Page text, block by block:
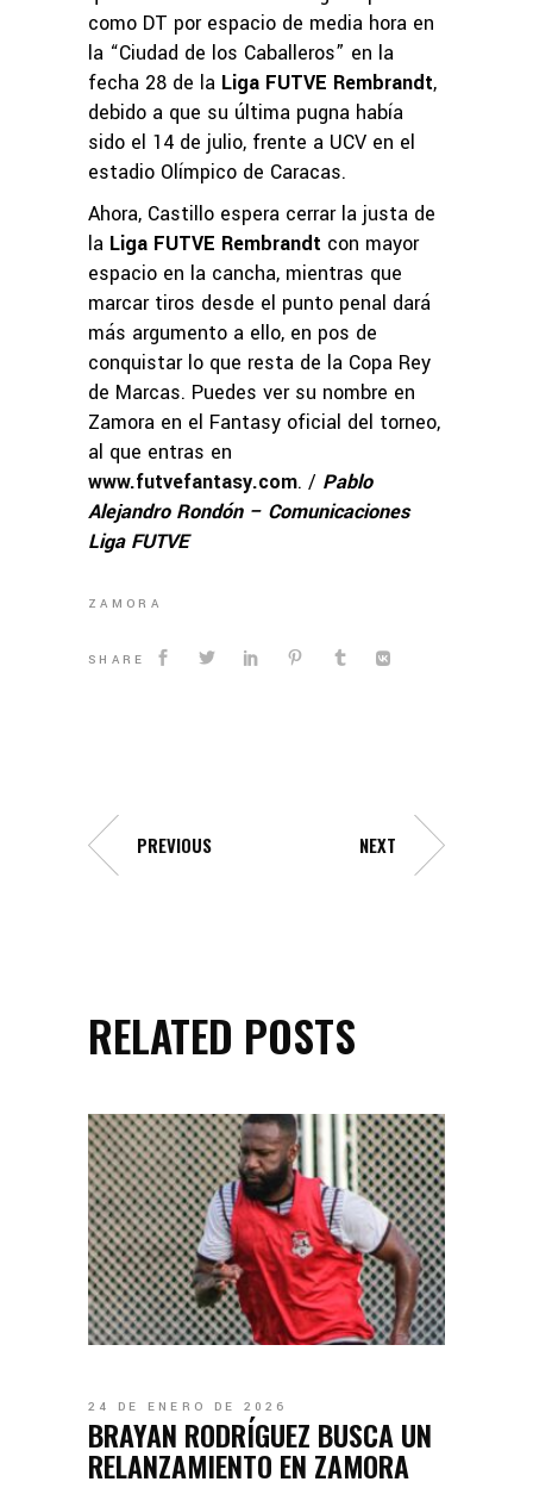
como DT por espacio de media hora en
la “Ciudad de los Caballeros” en la
fecha 28 de la Liga FUTVE Rembrandt,
debido a que su última pugna había
sido el 14 de julio, frente a UCV en el
estadio Olímpico de Caracas.
Ahora, Castillo espera cerrar la justa de
la Liga FUTVE Rembrandt con mayor
espacio en la cancha, mientras que
marcar tiros desde el punto penal dará
más argumento a ello, en pos de
conquistar lo que resta de la Copa Rey
de Marcas. Puedes ver su nombre en
Zamora en el Fantasy oficial del torneo,
al que entras en
www.futvefantasy.com. / Pablo
Alejandro Rondón – Comunicaciones
Liga FUTVE
ZAMORA
SHARE
PREVIOUS NEXT
RELATED POSTS
24 DE ENERO DE 2026
BRAYAN RODRÍGUEZ BUSCA UN
RELANZAMIENTO EN ZAMORA